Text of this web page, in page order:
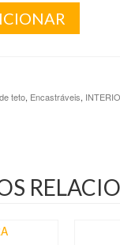
teto, Encastráveis,